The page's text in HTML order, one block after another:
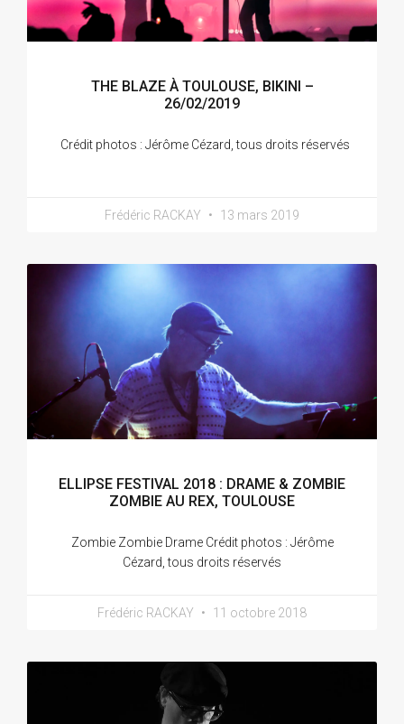
THE BLAZE À TOULOUSE, BIKINI –
26/02/2019
Crédit photos : Jérôme Cézard, tous droits réservés
Frédéric RACKAY 13 mars 2019
ELLIPSE FESTIVAL 2018 : DRAME & ZOMBIE
ZOMBIE AU REX, TOULOUSE
Zombie Zombie Drame Crédit photos : Jérôme
Cézard, tous droits réservés
Frédéric RACKAY 11 octobre 2018